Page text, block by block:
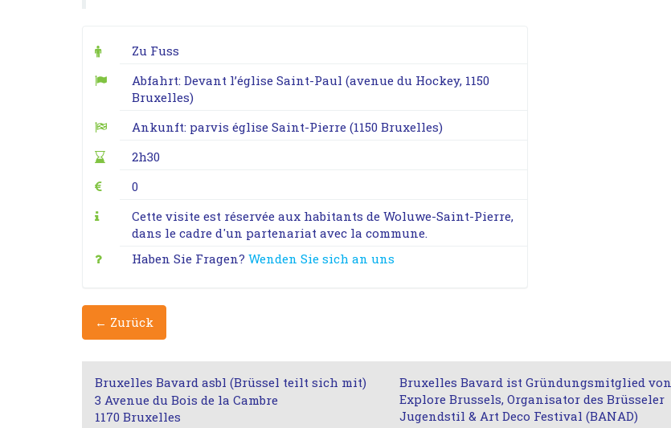
Zu Fuss
Abfahrt: Devant l’église Saint-Paul (avenue du Hockey, 1150
Bruxelles)
Ankunft: parvis église Saint-Pierre (1150 Bruxelles)
2h30
0
Cette visite est réservée aux habitants de Woluwe-Saint-Pierre,
dans le cadre d'un partenariat avec la commune.
Haben Sie Fragen?Wenden Sie sich an uns
← Zurück
Bruxelles Bavard asbl (Brüssel teilt sich mit)
3 Avenue du Bois de la Cambre
1170 Bruxelles
Bruxelles Bavard ist Gründungsmitglied von
Explore Brussels, Organisator des Brüsseler
Jugendstil & Art Deco Festival (BANAD)